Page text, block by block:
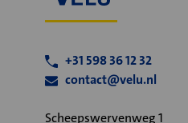
+31 598 36 12 32
contact@velu.nl
Scheepswervenweg 1